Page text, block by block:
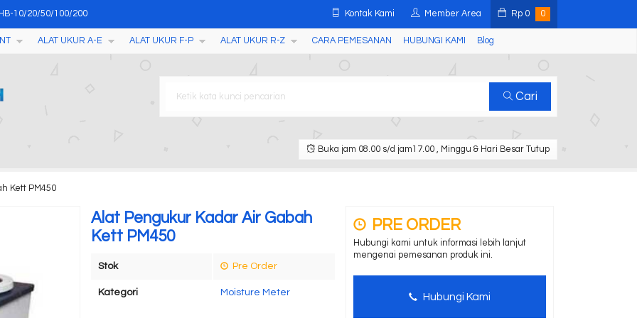
10/20/50/100/200
LCD HD Tablet
Tester
Incubator
Tester with Printer YD-2
Kontak Kami Member Area Rp 0 0
ALAT UKUR A-E ALAT UKUR F-P ALAT UKUR R-Z CARA PEMESANAN HUBUNGI KAMI Blog
Cari
Buka jam 08.00 s/d jam17.00 , Minggu & Hari Besar Tutup
Kett PM450
Alat Pengukur Kadar Air Gabah
Kett PM450
Stok Pre Order
Kategori Moisture Meter
PRE ORDER
Hubungi kami untuk informasi lebih lanjut
mengenai pemesanan produk ini.
Hubungi Kami